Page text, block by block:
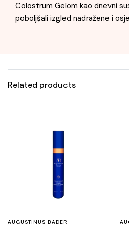
Colostrum Gelom kao dnevni
poboljšali izgled nadražene i
Related products
AUGUSTINUS BADER